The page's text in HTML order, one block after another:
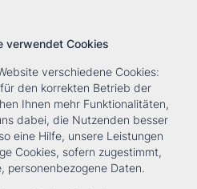
Karriere KontaktSuche
› LUFTHEIZER › TLHK ›
40 - 400V
verwendet Cookies
verschiedene Cookies:
den korrekten Betrieb der
Ihnen mehr Funktionalitäten,
dabei, die Nutzenden besser
eine Hilfe, unsere Leistungen
Cookies, sofern zugestimmt,
personenbezogene Daten.